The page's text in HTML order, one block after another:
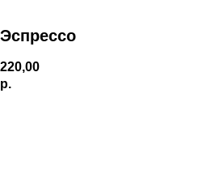
Эспрессо
220,00
р.